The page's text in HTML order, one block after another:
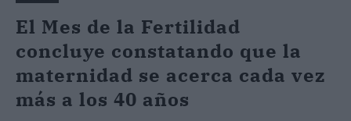
El Mes de la Fertilidad
concluye constatando que la
maternidad se acerca cada vez
más a los 40 años